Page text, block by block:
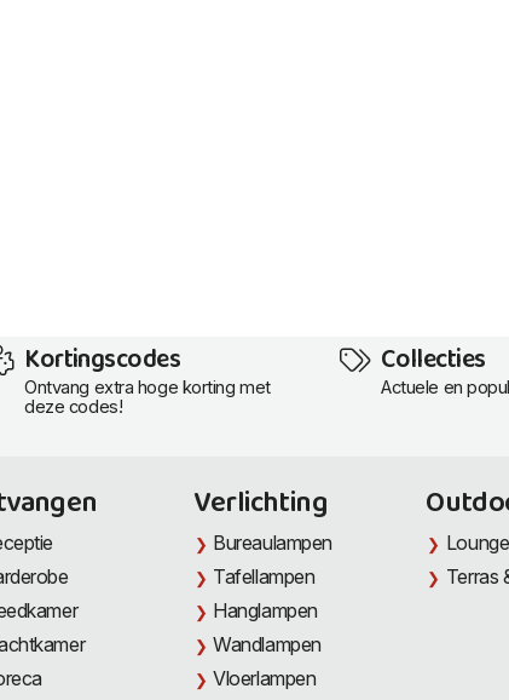
Kortingscodes
Ontvang extra hoge korting met
deze codes!
Collecties
Actuele en
Verlichting
Bureaulampen
Tafellampen
Hanglampen
Wandlampen
Vloerlampen
Lounge
Terras